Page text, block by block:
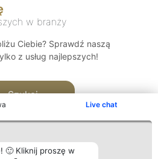
Live chat
🙂 Kliknij proszę w
w branży
Ciebie? Sprawdź naszą
z usług najlepszych!
Szukaj